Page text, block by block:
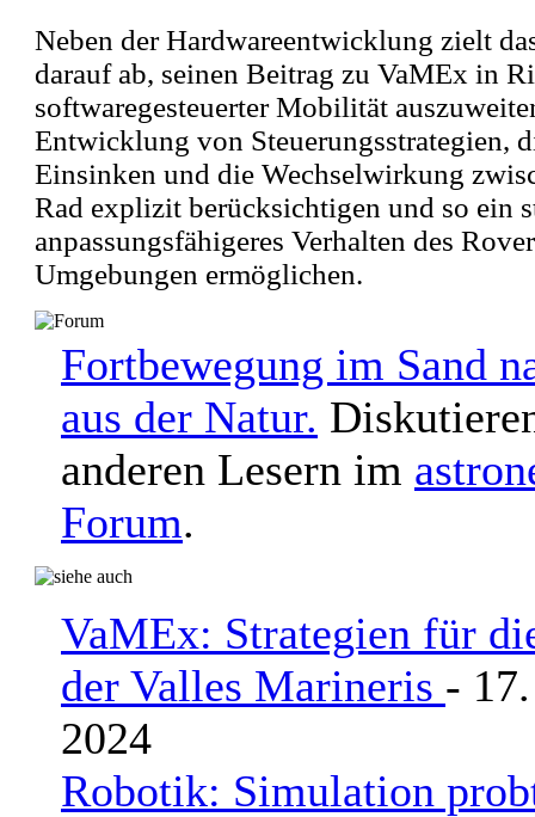
Neben der Hardwareentwicklung zielt
darauf ab, seinen Beitrag zu VaMEx in
softwaregesteuerter Mobilität
Entwicklung von Steuerungsstrategien,
Einsinken und die Wechselwirkung
Rad explizit berücksichtigen und so ein
anpassungsfähigeres Verhalten des
Umgebungen ermöglichen.
Fortbewegung im Sand
aus der Natur.
anderen Lesern im
Forum.
VaMEx: Strategien für
der Valles Marineris -
2024
Robotik: Simulation